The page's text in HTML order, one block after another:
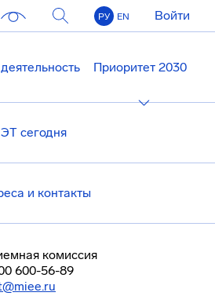
РУ EN Войти
Приоритет 2030
сегодня
и контакты
комиссия
600-56-89